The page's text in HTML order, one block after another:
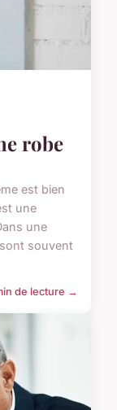
robe
est bien
une
une
souvent
de lecture →